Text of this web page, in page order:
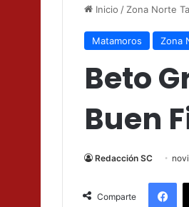
Inicio / Zona Norte
Matamoros Zona
Beto
Buen
Redacción SC
Comparte